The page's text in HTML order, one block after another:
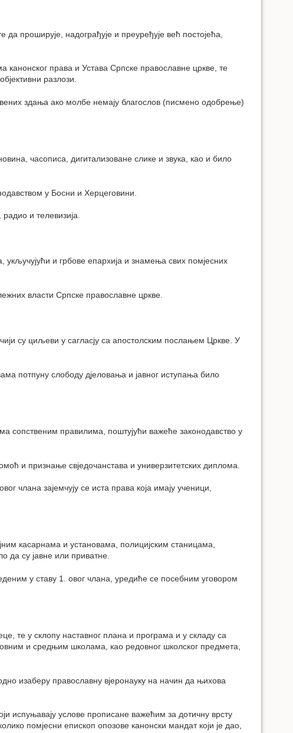
проширује, надограђује и преуређује већ постојећа,
канонског права и Устава Српске православне цркве, те
разлози.
здања ако молбе немају благослов (писмено одобрење)
часописа, дигитализоване слике и звука, као и било
у Босни и Херцеговини.
и телевизија.
укључујући и грбове епархија и знамења свих помјесних
власти Српске православне цркве.
су циљеви у сагласју са апостолским послањем Цркве. У
потпуну слободу дјеловања и јавног иступања било
сопственим правилима, поштујући важеће законодавство у
и признање свједочанстава и универзитетских диплома.
члана зајемчују се иста права која имају ученици,
касарнама и установама, полицијским станицама,
да су јавне или приватне.
у ставу 1. овог члана, уредиће се посебним уговором
те у склопу наставног плана и програма и у складу са
и средњим школама, као редовног школског предмета,
изаберу православну вјеронауку на начин да њихова
испуњавају услове прописане важећим за дотичну врсту
помјесни епископ опозове канонски мандат који је дао,